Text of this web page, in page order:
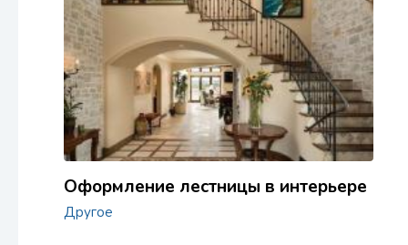
Оформление лестницы в интерьере
Другое